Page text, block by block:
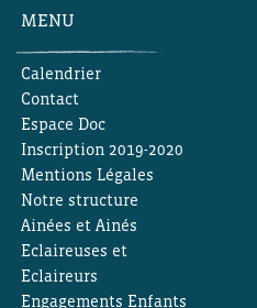
MENU
Calendrier
Contact
Espace Doc
Inscription 2019-2020
Mentions Légales
Notre structure
Ainées et Ainés
Eclaireuses et
Eclaireurs
Engagements Enfants